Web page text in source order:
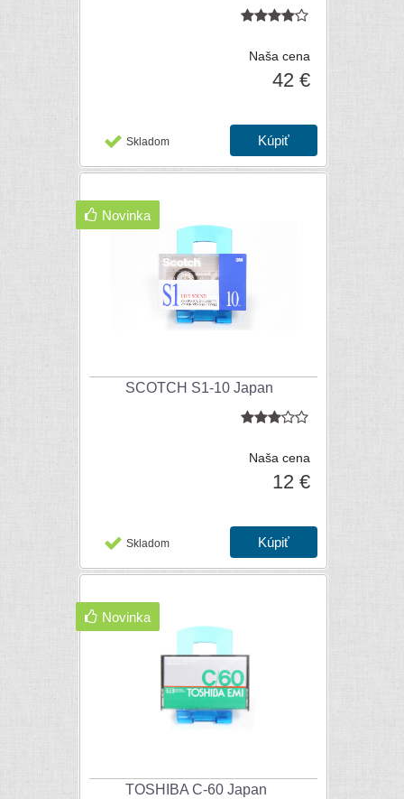
Naša cena
42 €
Skladom
SCOTCH S1-10 Japan
Naša cena
12 €
Skladom
Novinka
TOSHIBA C-60 Japan
Novinka